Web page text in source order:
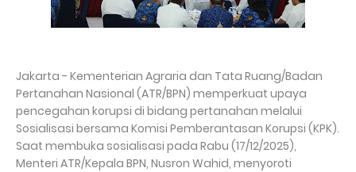
Jakarta - Kementerian Agraria dan Tata Ruang/Badan
Pertanahan Nasional (ATR/BPN) memperkuat upaya
pencegahan korupsi di bidang pertanahan melalui
Sosialisasi bersama Komisi Pemberantasan Korupsi (KPK).
Saat membuka sosialisasi pada Rabu (17/12/2025),
Menteri ATR/Kepala BPN, Nusron Wahid, menyoroti